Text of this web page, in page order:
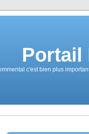
Portail
c'est bien plus